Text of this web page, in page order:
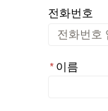
전화번호
*이름